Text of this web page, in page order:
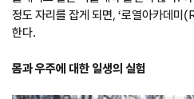
정도 자리를 잡게 되면, ‘로열아카데미
한다.
몸과 우주에 대한 일생의 실험